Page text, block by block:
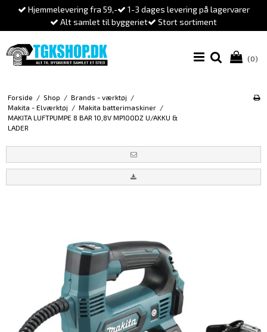
Hjemmelevering fra 59,-
1-3 dages levering på lagervarer
Alt samlet til byggeriet
Stort sortiment
(0)
Forside / Shop / Brands - værktøj /
Makita - Elværktøj / Makita batterimaskiner /
MAKITA LUFTPUMPE 8 BAR 10,8V MP100DZ U/AKKU &
LADER